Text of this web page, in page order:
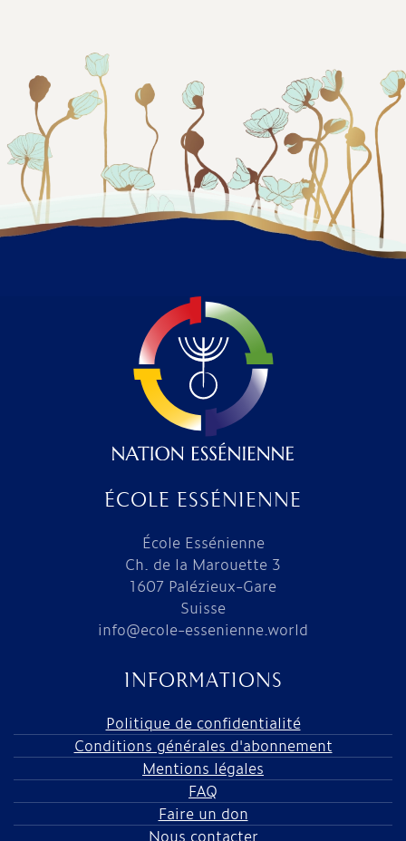
ÉCOLE ESSÉNIENNE
École Essénienne
Ch. de la Marouette 3
1607 Palézieux-Gare
Suisse
info@ecole-essenienne.world
INFORMATIONS
Politique de confidentialité
Conditions générales d'abonnement
Mentions légales
FAQ
Faire un don
Nous contacter